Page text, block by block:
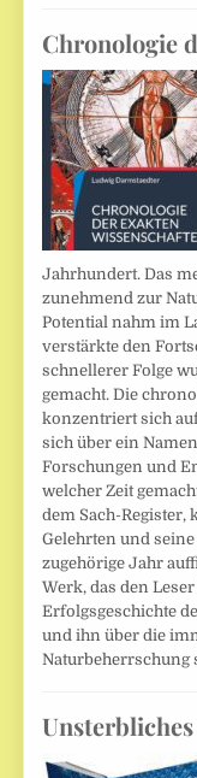
Chronologie
Jahrhundert. Das
zunehmend zur
Potential nahm im
verstärkte den
schnellerer Folge
gemacht. Die
konzentriert sich
sich über ein
Forschungen und
welcher Zeit
dem Sach-Register,
Gelehrten und
zugehörige Jahr
Werk, das den
Erfolgsgeschichte
und ihn über die